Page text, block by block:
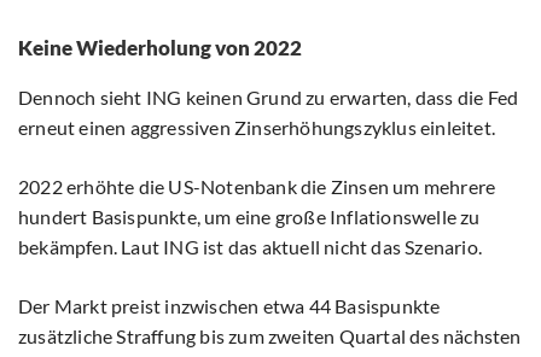
Keine Wiederholung von 2022
Dennoch sieht ING keinen Grund zu erwarten, dass die Fed
erneut einen aggressiven Zinserhöhungszyklus einleitet.
2022 erhöhte die US-Notenbank die Zinsen um mehrere
hundert Basispunkte, um eine große Inflationswelle zu
bekämpfen. Laut ING ist das aktuell nicht das Szenario.
Der Markt preist inzwischen etwa 44 Basispunkte
zusätzliche Straffung bis zum zweiten Quartal des nächsten